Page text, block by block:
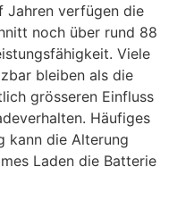
Jahren verfügen die
noch über rund 88
Viele
bleiben als die
grösseren Einfluss
Häufiges
kann die Alterung
Laden die Batterie